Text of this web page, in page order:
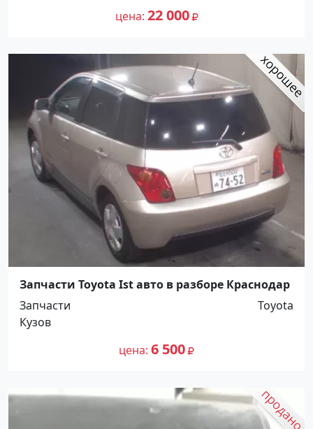
цена 22 000
Запчасти Toyota Ist авто в разборе Краснодар
Запчасти
Toyota
Кузов
цена 6 500